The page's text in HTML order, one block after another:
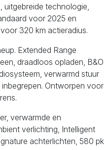
uitgebreide technologie,
voor 2025 en
320 km actieradius.
Extended Range
draadloos opladen, B&O
verwarmd stuur
Ontworpen voor
verwarmde en
verlichting, Intelligent
achterlichten, 580 pk